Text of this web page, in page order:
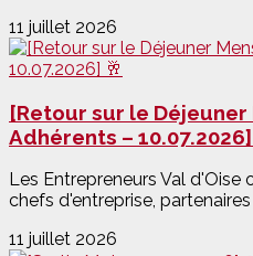
11 juillet 2026
[Retour sur le Déjeuner
Adhérents – 10.07.2026]
Les Entrepreneurs Val d'Oise
chefs d'entreprise, partenaires
11 juillet 2026